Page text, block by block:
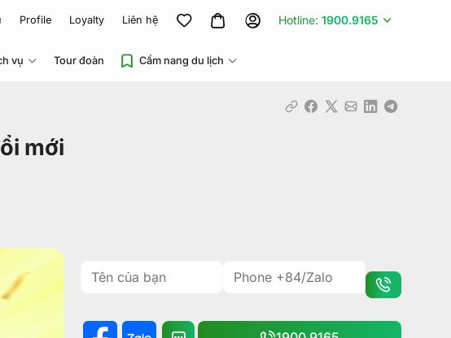
Profile Loyalty Liên hệ Hotline: 1900.9165
vụ Tour đoàn Cẩm nang du lịch
mới